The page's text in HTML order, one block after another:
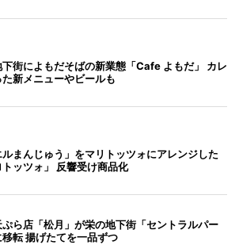
街によもだそばの新業態「Cafe よもだ」 カレ
た新メニューやビールも
ルまんじゅう」をマリトッツォにアレンジした
トッツォ」 反響受け商品化
ら店「松月」が栄の地下街「セントラルパー
移転 揚げたてを一品ずつ